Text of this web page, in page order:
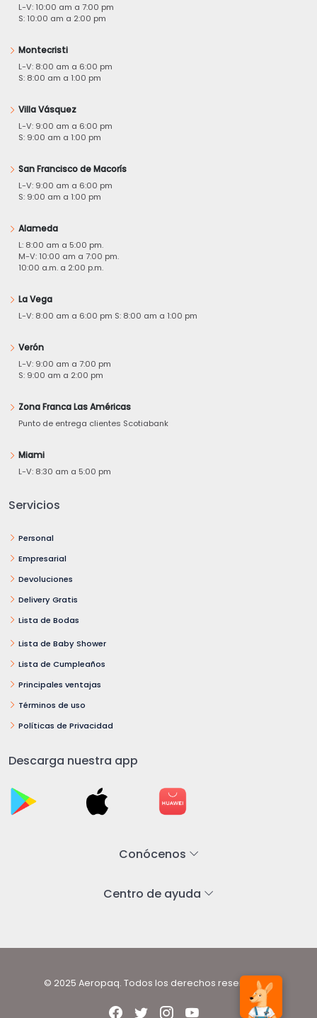
L-V: 10:00 am a 7:00 pm
S: 10:00 am a 2:00 pm
Montecristi
L-V: 8:00 am a 6:00 pm
S: 8:00 am a 1:00 pm
Villa Vásquez
L-V: 9:00 am a 6:00 pm
S: 9:00 am a 1:00 pm
San Francisco de Macorís
L-V: 9:00 am a 6:00 pm
S: 9:00 am a 1:00 pm
Alameda
L: 8:00 am a 5:00 pm.
M-V: 10:00 am a 7:00 pm.
10:00 a.m. a 2:00 p.m.
La Vega
L-V: 8:00 am a 6:00 pm S: 8:00 am a 1:00 pm
Verón
L-V: 9:00 am a 7:00 pm
S: 9:00 am a 2:00 pm
Zona Franca Las Américas
Punto de entrega clientes Scotiabank
Miami
L-V: 8:30 am a 5:00 pm
Servicios
Personal
Empresarial
Devoluciones
Delivery Gratis
Lista de Bodas
Lista de Baby Shower
Lista de Cumpleaños
Principales ventajas
Términos de uso
Políticas de Privacidad
Descarga nuestra app
Conócenos
Centro de ayuda
© 2025 Aeropaq. Todos los derechos reservados.